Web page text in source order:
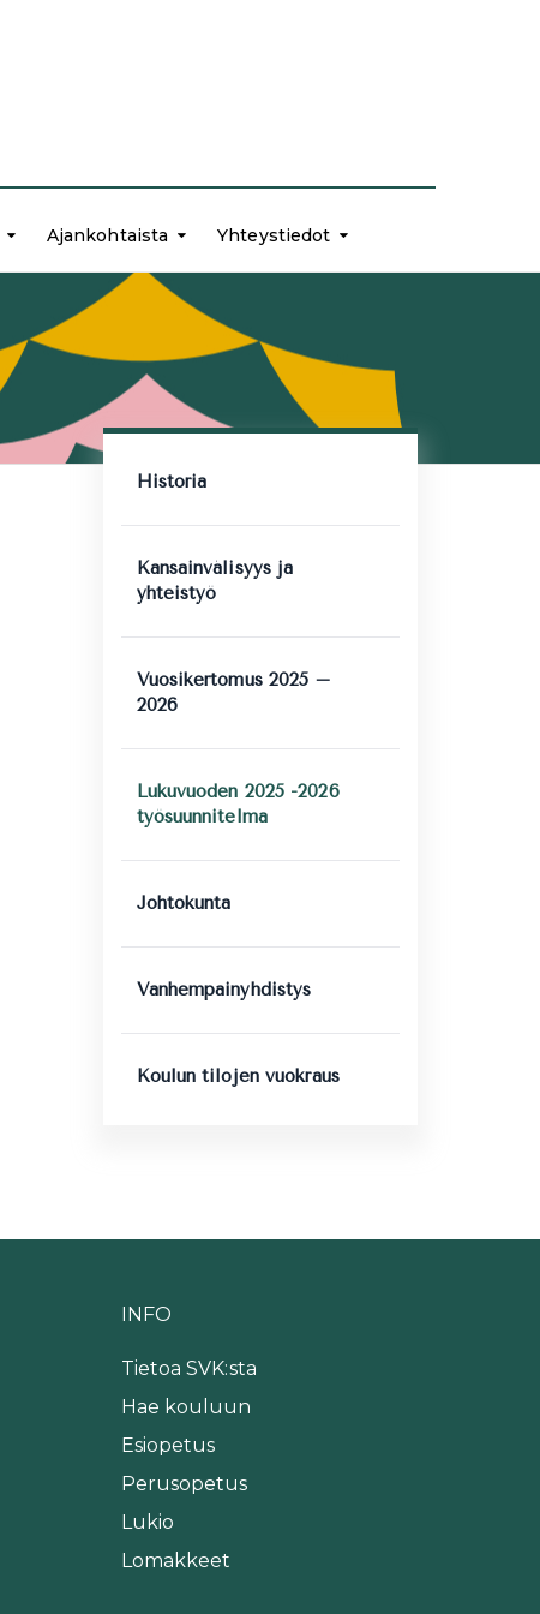
Ajankohtaista Yhteystiedot
Historia
Kansainvälisyys ja
yhteistyö
Vuosikertomus 2025 –
2026
Lukuvuoden 2025 -2026
työsuunnitelma
Johtokunta
Vanhempainyhdistys
Koulun tilojen vuokraus
INFO
Tietoa SVK:sta
Hae kouluun
Esiopetus
Perusopetus
Lukio
Lomakkeet